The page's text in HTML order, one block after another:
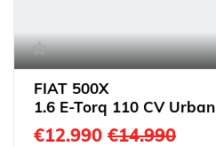
FIAT 500X
1.6 E-Torq 110 CV Urban
€12.990 €14.990